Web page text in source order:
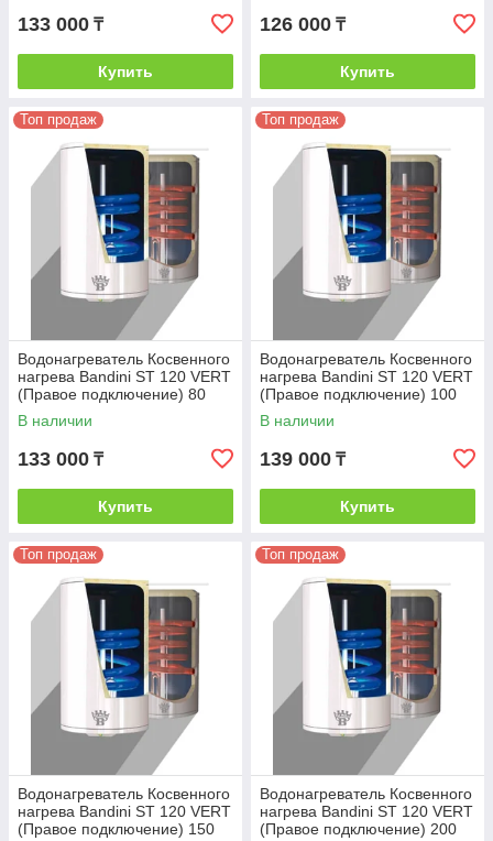
133 000 ₸
Купить
126 000 ₸
Купить
Топ продаж
Водонагреватель Косвенного
нагрева Bandini ST 120 VERT
(Правое подключение) 80
В наличии
133 000 ₸
Купить
Топ продаж
Водонагреватель Косвенного
нагрева Bandini ST 120 VERT
(Правое подключение) 100
В наличии
139 000 ₸
Купить
Топ продаж
Водонагреватель Косвенного
нагрева Bandini ST 120 VERT
(Правое подключение) 150
Топ продаж
Водонагреватель Косвенного
нагрева Bandini ST 120 VERT
(Правое подключение) 200